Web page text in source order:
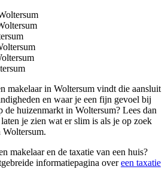
makelaar in Woltersum vindt die aansluit
en waar je een fijn gevoel bij
de huizenmarkt in Woltersum? Lees dan
je zien wat er slim is als je op zoek
Woltersum.
makelaar en de taxatie van een huis?
informatiepagina overeen taxatie